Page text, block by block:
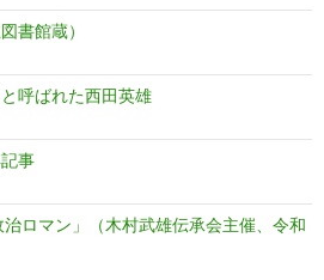
書館蔵）
呼ばれた西田英雄
事
治ロマン」（木村武雄伝承会主催、令和